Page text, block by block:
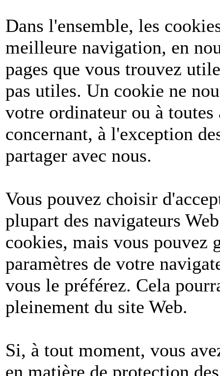
Dans l'ensemble, les
meilleure navigation, en
pages que vous trouvez
pas utiles. Un cookie ne
votre ordinateur ou à
concernant, à l'exception
partager avec nous.
Vous pouvez choisir
plupart des navigateurs
cookies, mais vous pouvez
paramètres de votre
vous le préférez. Cela
pleinement du site Web.
Si, à tout moment, vous
en matière de protection